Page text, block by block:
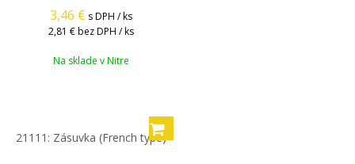
3,46 € s DPH / ks
2,81 € bez DPH / ks
Na sklade v Nitre
21111: Zásuvka (French type)